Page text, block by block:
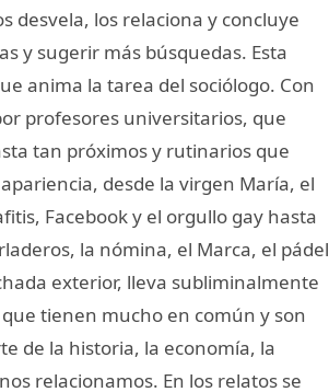
desvela, los relaciona y concluye
y sugerir más búsquedas. Esta
anima la tarea del sociólogo. Con
profesores universitarios, que
tan próximos y rutinarios que
desde la virgen María, el
Facebook y el orgullo gay hasta
la nómina, el Marca, el pádel
exterior, lleva subliminalmente
tienen mucho en común y son
de la historia, la economía, la
relacionamos. En los relatos se